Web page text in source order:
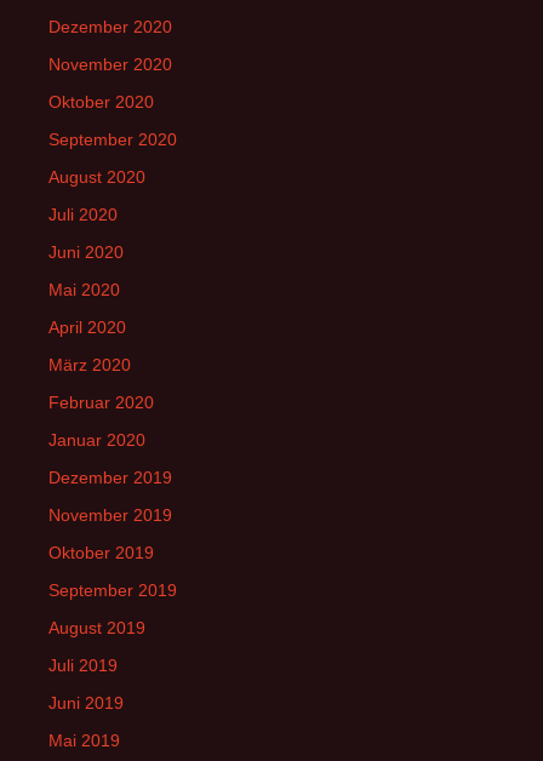
Dezember 2020
November 2020
Oktober 2020
September 2020
August 2020
Juli 2020
Juni 2020
Mai 2020
April 2020
März 2020
Februar 2020
Januar 2020
Dezember 2019
November 2019
Oktober 2019
September 2019
August 2019
Juli 2019
Juni 2019
Mai 2019